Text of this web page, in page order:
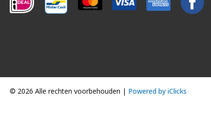
© 2026 Alle rechten voorbehouden | Powered by iClicks